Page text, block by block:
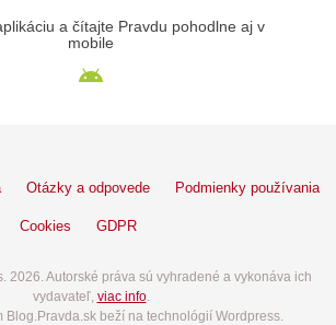
a čítajte Pravdu pohodlne aj v
mobile
Otázky a odpovede Podmienky používania
Cookies GDPR
2026. Autorské práva sú vyhradené a vykonáva ich
vydavateľ, viac info.
Blog.Pravda.sk beží na technológií Wordpress.